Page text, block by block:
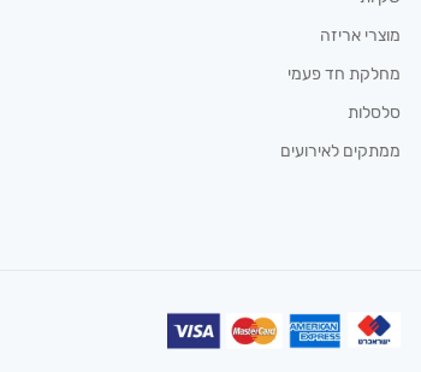
מוצרי אריזה
מחלקת חד פעמי
סלסלות
ממתקים לאירועים